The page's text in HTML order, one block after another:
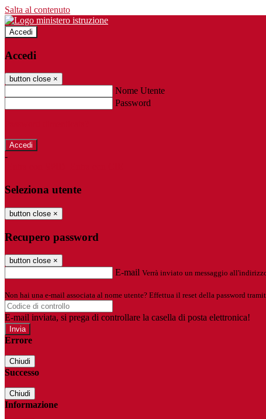
Salta al contenuto
Accedi
Accedi
button close ×
Nome Utente
Password
-
Seleziona utente
button close ×
Recupero password
button close ×
E-mail Verrà inviato un messaggio
Non hai una e-mail associata al nome utente? Effettua il reset della password
E-mail inviata, si prega di controllare la casella di posta elettronica!
Errore
Chiudi
Successo
Chiudi
Informazione